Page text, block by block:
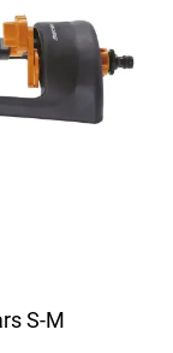
S-M